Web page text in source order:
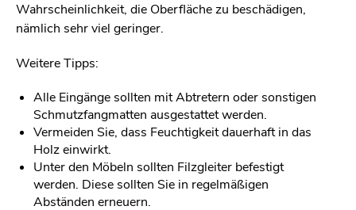
Wahrscheinlichkeit, die Oberfläche zu beschädigen,
nämlich sehr viel geringer.
Weitere Tipps:
Alle Eingänge sollten mit Abtretern oder sonstigen
Schmutzfangmatten ausgestattet werden.
Vermeiden Sie, dass Feuchtigkeit dauerhaft in das
Holz einwirkt.
Unter den Möbeln sollten Filzgleiter befestigt
werden. Diese sollten Sie in regelmäßigen
Abständen erneuern.